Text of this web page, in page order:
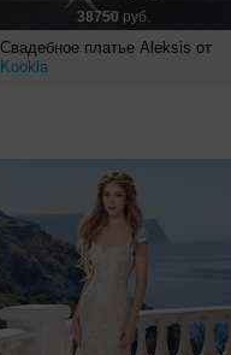
38750 руб.
Свадебное платье Aleksis от
Kookla